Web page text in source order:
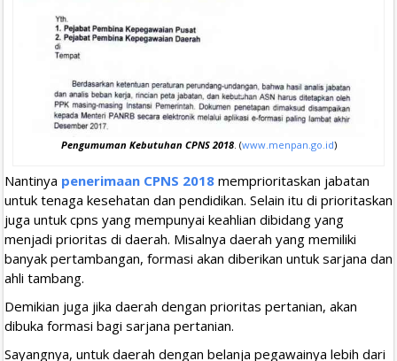
Pengumuman Kebutuhan CPNS 2018. (www.menpan.go.id)
Nantinya penerimaan CPNS 2018 memprioritaskan jabatan
untuk tenaga kesehatan dan pendidikan. Selain itu di prioritaskan
juga untuk cpns yang mempunyai keahlian dibidang yang
menjadi prioritas di daerah. Misalnya daerah yang memiliki
banyak pertambangan, formasi akan diberikan untuk sarjana dan
ahli tambang.
Demikian juga jika daerah dengan prioritas pertanian, akan
dibuka formasi bagi sarjana pertanian.
Sayangnya, untuk daerah dengan belanja pegawainya lebih dari